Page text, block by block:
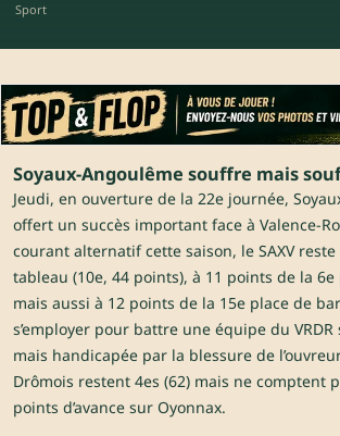
Sport
Soyaux-Angoulême souffre mais
Jeudi, en ouverture de la 22e journée,
offert un succès important face à Valence-
courant alternatif cette saison, le SAXV
tableau (10e, 44 points), à 11 points de la
mais aussi à 12 points de la 15e place de
s’employer pour battre une équipe du
mais handicapée par la blessure de
Drômois restent 4es (62) mais ne comptent
points d’avance sur Oyonnax.